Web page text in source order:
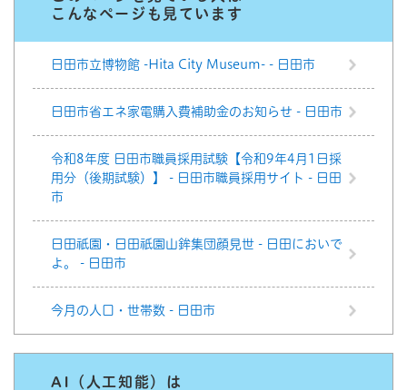
こんなページも見ています
日田市立博物館 -Hita City Museum- - 日田市
日田市省エネ家電購入費補助金のお知らせ - 日田市
令和8年度 日田市職員採用試験【令和9年4月1日採
用分（後期試験）】 - 日田市職員採用サイト - 日田
市
日田祇園・日田祇園山鉾集団顔見世 - 日田においで
よ。 - 日田市
今月の人口・世帯数 - 日田市
AI（人工知能）は